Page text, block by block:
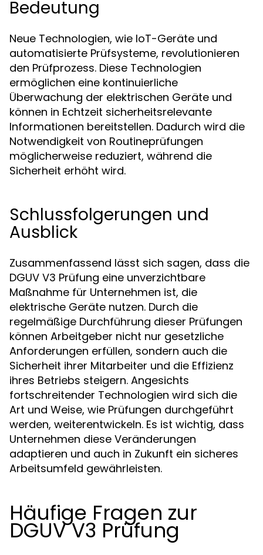
Bedeutung
Neue Technologien, wie IoT-Geräte und
automatisierte Prüfsysteme, revolutionieren
den Prüfprozess. Diese Technologien
ermöglichen eine kontinuierliche
Überwachung der elektrischen Geräte und
können in Echtzeit sicherheitsrelevante
Informationen bereitstellen. Dadurch wird die
Notwendigkeit von Routineprüfungen
möglicherweise reduziert, während die
Sicherheit erhöht wird.
Schlussfolgerungen und
Ausblick
Zusammenfassend lässt sich sagen, dass die
DGUV V3 Prüfung eine unverzichtbare
Maßnahme für Unternehmen ist, die
elektrische Geräte nutzen. Durch die
regelmäßige Durchführung dieser Prüfungen
können Arbeitgeber nicht nur gesetzliche
Anforderungen erfüllen, sondern auch die
Sicherheit ihrer Mitarbeiter und die Effizienz
ihres Betriebs steigern. Angesichts
fortschreitender Technologien wird sich die
Art und Weise, wie Prüfungen durchgeführt
werden, weiterentwickeln. Es ist wichtig, dass
Unternehmen diese Veränderungen
adaptieren und auch in Zukunft ein sicheres
Arbeitsumfeld gewährleisten.
Häufige Fragen zur
DGUV V3 Prüfung